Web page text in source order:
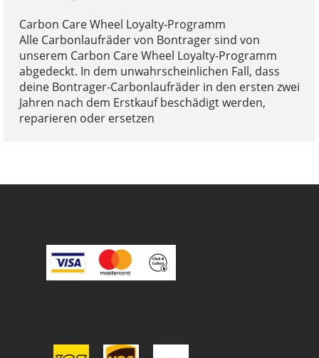
Carbon Care Wheel Loyalty-Programm
Alle Carbonlaufräder von Bontrager sind von
unserem Carbon Care Wheel Loyalty-Programm
abgedeckt. In dem unwahrscheinlichen Fall, dass
deine Bontrager-Carbonlaufräder in den ersten zwei
Jahren nach dem Erstkauf beschädigt werden,
reparieren oder ersetzen